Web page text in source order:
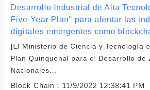
Desarrollo Industrial de Alta
Five-Year Plan" para alentar las
digitales emergentes como
[El Ministerio de Ciencia y Tecnología
Plan Quinquenal para el Desarrollo de
Nacionales...
Block Chain： 11/9/2022 12:38:41 PM